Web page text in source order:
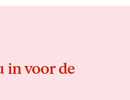
in voor de